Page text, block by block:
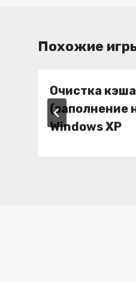
Похожие
Очистка
(заполнение
Windows XP